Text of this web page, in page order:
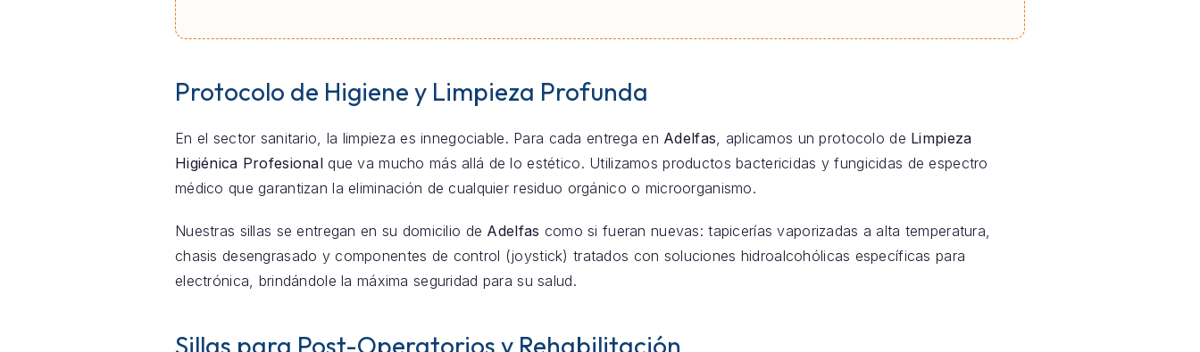
Protocolo de Higiene y Limpieza Profunda
En el sector sanitario, la limpieza es innegociable. Para cada entrega en Adelfas , aplicamos un protocolo de Limpieza
Higiénica Profesional que va mucho más allá de lo estético. Utilizamos productos bactericidas y fungicidas de espectro
médico que garantizan la eliminación de cualquier residuo orgánico o microorganismo.
Nuestras sillas se entregan en su domicilio de Adelfas como si fueran nuevas: tapicerías vaporizadas a alta temperatura,
chasis desengrasado y componentes de control (joystick) tratados con soluciones hidroalcohólicas específicas para
electrónica, brindándole la máxima seguridad para su salud.
Sillas para Post-Operatorios y Rehabilitación